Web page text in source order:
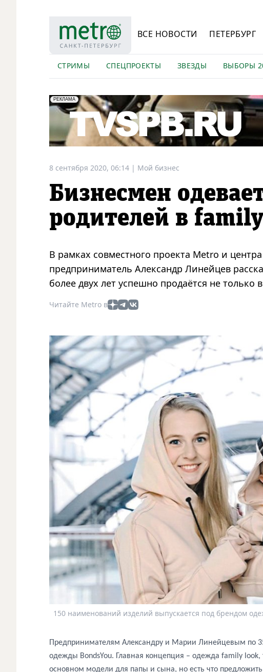
ВСЕ НОВОСТИ ПЕТЕРБУРГ
СТРИМЫ СПЕЦПРОЕКТЫ ЗВЕЗДЫ ВЫБОРЫ
erid: LdtCK5Efv
РЕКЛАМА
АО "ГАТР", ИНН: 7841320717
8 сентября 2020, 06:14 | Мой бизнес
Бизнесмен
родителей в
В рамках совместного проекта Metro и
предприниматель Александр Линейцев
более двух лет успешно продаётся не
Читайте Metro в
150 наименований изделий выпускается под брендом
Предпринимателям Александру и Марии Линейцевым по
одежды BondsYou. Главная концепция – одежда family
основном модели для папы и сына, но есть что